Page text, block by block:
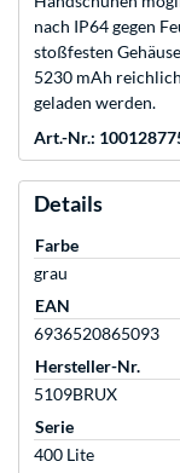
nach IP64 gegen
stoßfesten
5230 mAh
geladen werden.
Art.-Nr.:
Details
Farbe
grau
EAN
6936520865093
Hersteller-Nr.
5109BRUX
Serie
400 Lite